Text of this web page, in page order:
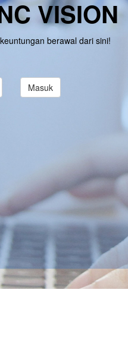
VISION
berawal dari sini!
Masuk